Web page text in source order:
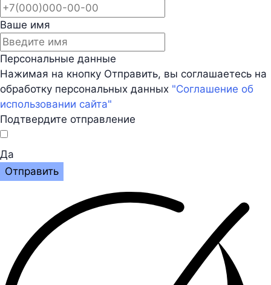
Ваше имя
Персональные данные
Нажимая на кнопку Отправить, вы соглашаетесь на
обработку персональных данных "Соглашение об
использовании сайта"
Подтвердите отправление
Да
Отправить